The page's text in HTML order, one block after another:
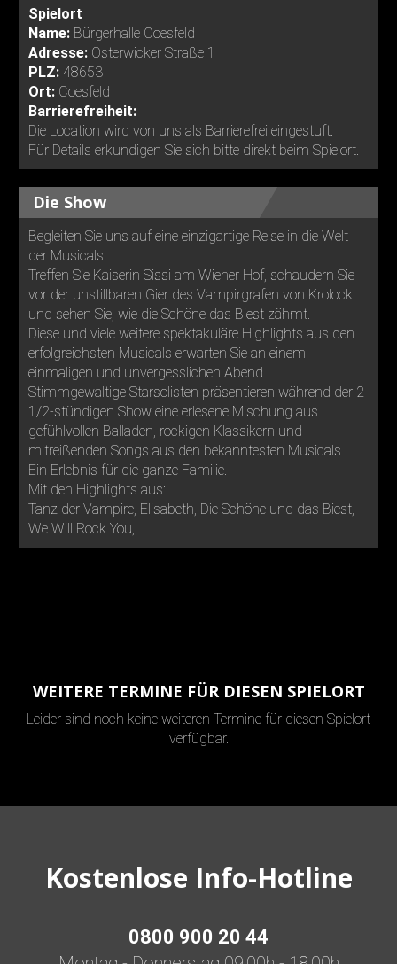
Spielort
Name: Bürgerhalle Coesfeld
Adresse: Osterwicker Straße 1
PLZ: 48653
Ort: Coesfeld
Barrierefreiheit:
Die Location wird von uns als Barrierefrei eingestuft.
Für Details erkundigen Sie sich bitte direkt beim Spielort.
Die Show
Begleiten Sie uns auf eine einzigartige Reise in die Welt
der Musicals.
Treffen Sie Kaiserin Sissi am Wiener Hof, schaudern Sie
vor der unstillbaren Gier des Vampirgrafen von Krolock
und sehen Sie, wie die Schöne das Biest zähmt.
Diese und viele weitere spektakuläre Highlights aus den
erfolgreichsten Musicals erwarten Sie an einem
einmaligen und unvergesslichen Abend.
Stimmgewaltige Starsolisten präsentieren während der 2
1/2-stündigen Show eine erlesene Mischung aus
gefühlvollen Balladen, rockigen Klassikern und
mitreißenden Songs aus den bekanntesten Musicals.
Ein Erlebnis für die ganze Familie.
Mit den Highlights aus:
Tanz der Vampire, Elisabeth, Die Schöne und das Biest,
We Will Rock You,...
WEITERE TERMINE FÜR DIESEN SPIELORT
Leider sind noch keine weiteren Termine für diesen Spielort
verfügbar.
Kostenlose Info-Hotline
0800 900 20 44